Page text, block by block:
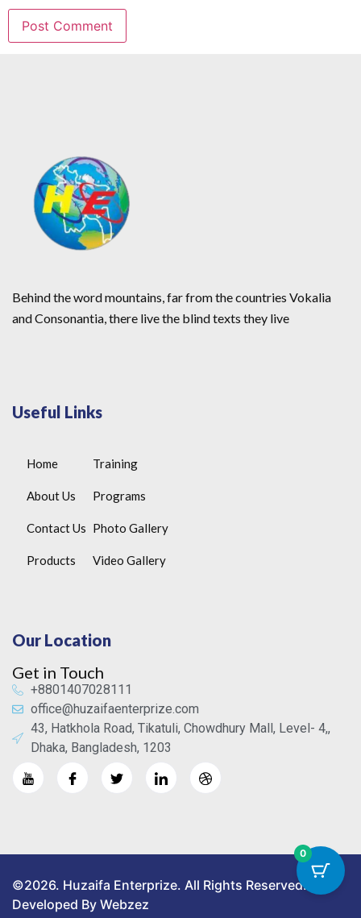
Behind the word mountains, far from the countries Vokalia
and Consonantia, there live the blind texts they live
Useful Links
Home
About Us
Contact Us
Products
Training
Programs
Photo Gallery
Video Gallery
Our Location
Get in Touch
+8801407028111
office@huzaifaenterprize.com
43, Hatkhola Road, Tikatuli, Chowdhury Mall, Level- 4,,
Dhaka, Bangladesh, 1203
©2026. Huzaifa Enterprize. All Rights Reserved.
Developed By Webzez
0